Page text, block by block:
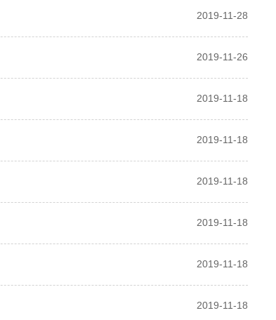
2019-11-28
2019-11-26
2019-11-18
2019-11-18
2019-11-18
2019-11-18
2019-11-18
2019-11-18